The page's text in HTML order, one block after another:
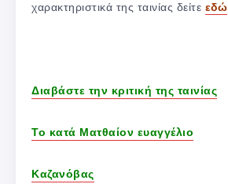
χαρακτηριστικά της ταινίας δείτε εδώ
Διαβάστε την κριτική της ταινίας
Το κατά Ματθαίον ευαγγέλιο
Καζανόβας